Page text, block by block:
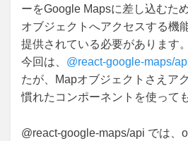
ーをGoogle Mapsに差し込むた
オブジェクトへアクセスする機
提供されている必要があります。
今回は、 @react-google-maps/
たが、Mapオブジェクトさえア
慣れたコンポーネントを使って
@react-google-maps/api では、